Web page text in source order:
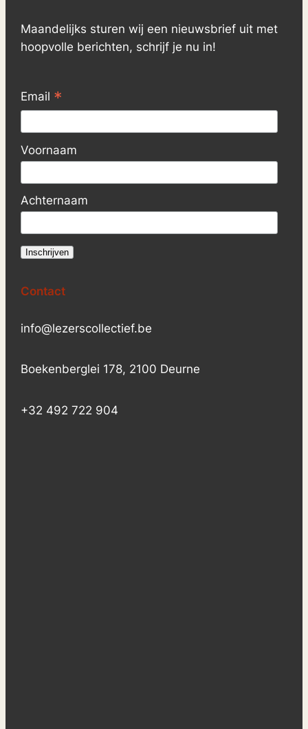
Maandelijks sturen wij een nieuwsbrief uit met
hoopvolle berichten, schrijf je nu in!
Email *
Voornaam
Achternaam
Contact
info@lezerscollectief.be
Boekenberglei 178, 2100 Deurne
+32 492 722 904